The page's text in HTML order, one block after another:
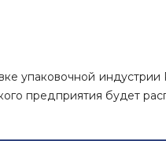
упаковочной индустрии
предприятия будет